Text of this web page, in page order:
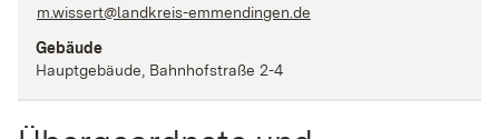
m.wissert@landkreis-emmendingen.de
Gebäude
Hauptgebäude, Bahnhofstraße 2-4